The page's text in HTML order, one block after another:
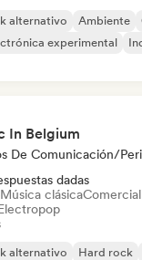
alternativo Ambiente
experimental
In Belgium
De Comunicación/
dadas
Música clásica
alternativo Hard rock